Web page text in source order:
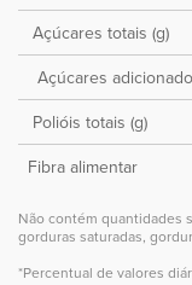
Açúcares totais (g)
Açúcares
Polióis totais (g)
Fibra alimentar
Não contém quantidades
gorduras saturadas,
*Percentual de valores